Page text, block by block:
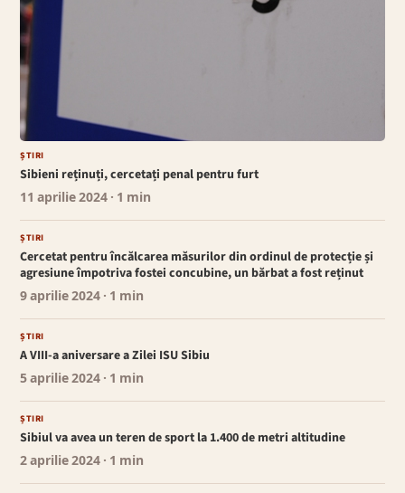
ȘTIRI
Sibieni reținuți, cercetați penal pentru furt
11 aprilie 2024 · 1 min
ȘTIRI
Cercetat pentru încălcarea măsurilor din ordinul de protecție și
agresiune împotriva fostei concubine, un bărbat a fost reținut
9 aprilie 2024 · 1 min
ȘTIRI
A VIII-a aniversare a Zilei ISU Sibiu
5 aprilie 2024 · 1 min
ȘTIRI
Sibiul va avea un teren de sport la 1.400 de metri altitudine
2 aprilie 2024 · 1 min